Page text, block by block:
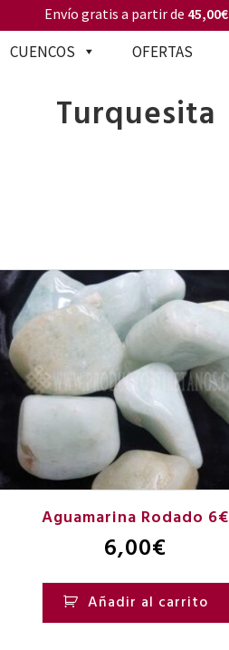
CUENCOS OFERTAS
Turquesita
Envío gratis a partir de 45,00€
Aguamarina Rodado 6€
6,00€
Añadir al carrito